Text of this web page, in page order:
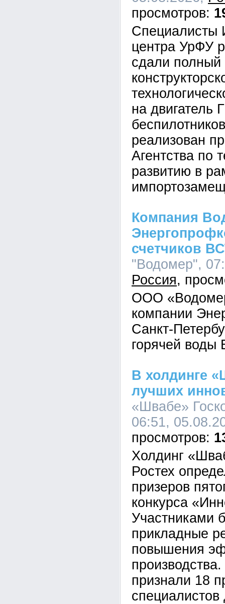
Специалисты
центра УрФУ
сдали полный
на двигатель
реализован
Агентства по
развитию в
Компания
счетчиков
"Водомер",
Россия
ООО
компании
Санкт-
горячей
В холдинге
лучших
«Швабе»
06:51,
Холдинг
Ростех
призеров
конкурса
Участниками
прикладные
повышения
признали 18